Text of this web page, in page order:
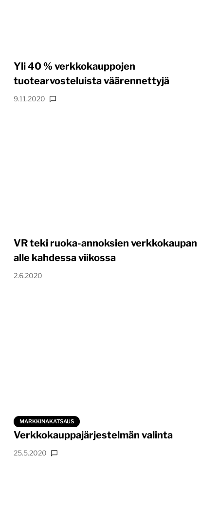
Yli 40 % verkkokauppojen
tuotearvosteluista väärennettyjä
9.11.2020
VR teki ruoka-annoksien verkkokaupan
alle kahdessa viikossa
2.6.2020
MARKKINAKATSAUS
Verkkokauppajärjestelmän valinta
25.5.2020